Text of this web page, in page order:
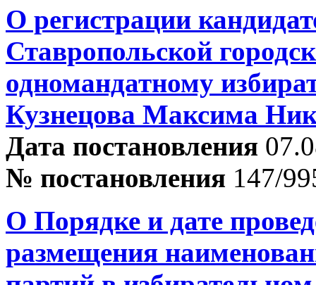
О регистрации
Ставропольской
одномандатному
Кузнецова Максима
Дата постановления
№ постановления 147/
О Порядке и дате
размещения